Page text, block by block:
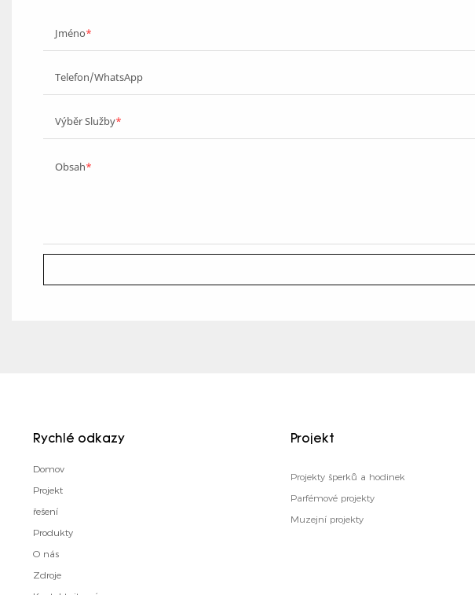
Jméno
Telefon/WhatsApp
Výběr Služby
Obsah
Rychlé odkazy
Domov
Projekt
řešení
Produkty
O nás
Zdroje
Projekt
Projekty šperků a hodinek
Parfémové projekty
Muzejní projekty